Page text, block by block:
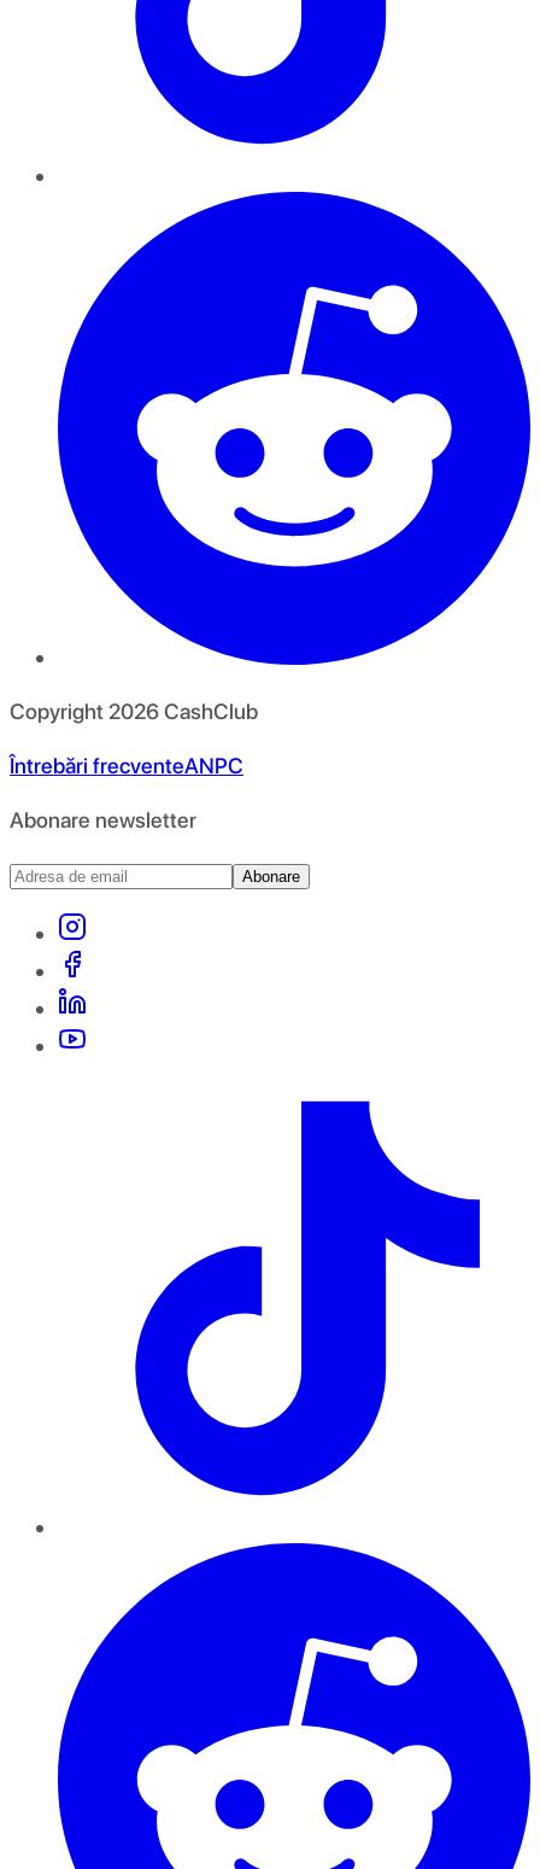
Copyright 2026CashClub
Întrebări frecventeANPC
Abonare newsletter
Abonare